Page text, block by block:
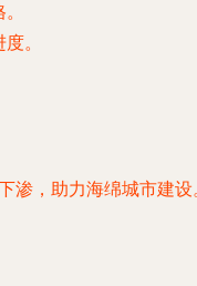
。
渗，助力海绵城市建